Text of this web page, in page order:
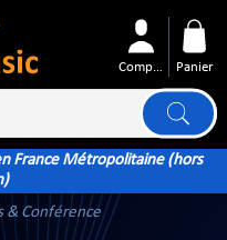
Compte Panier
France Métropolitaine (hors
& Conférence